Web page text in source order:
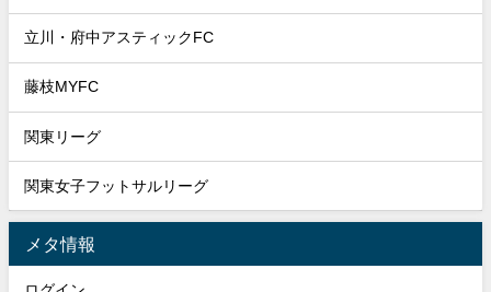
立川・府中アスティックFC
藤枝MYFC
関東リーグ
関東女子フットサルリーグ
メタ情報